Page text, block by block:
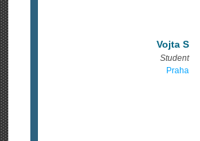
Vojta S
Student
Praha